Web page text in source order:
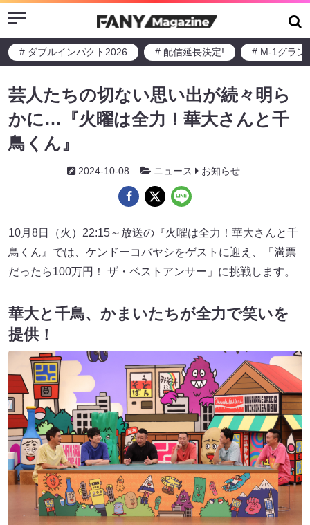
Menu
# ダブルインパクト2026 # 配信延長決定! # M-1グラン
芸人たちの切ない思い出が続々明ら
かに…『火曜は全力！華大さんと千
鳥くん』
2024-10-08 ニュース お知らせ
10月8日（火）22:15～放送の『火曜は全力！華大さんと千
鳥くん』では、ケンドーコバヤシをゲストに迎え、「満票
だったら100万円！ ザ・ベストアンサー」に挑戦します。
華大と千鳥、かまいたちが全力で笑いを
提供！